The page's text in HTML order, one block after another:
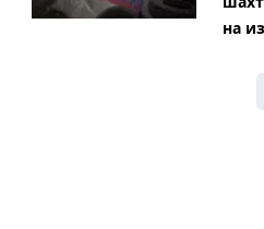
на